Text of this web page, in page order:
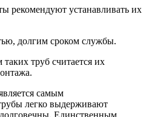
рекомендуют устанавливать их
долгим сроком службы.
труб считается их
самым
легко выдерживают
Единственным